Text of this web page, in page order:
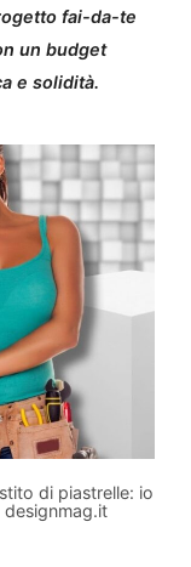
fai-da-te
un budget
e solidità.
di piastrelle: io